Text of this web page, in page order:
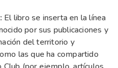
El libro se inserta en la línea
por sus publicaciones y
del territorio y
las que ha compartido